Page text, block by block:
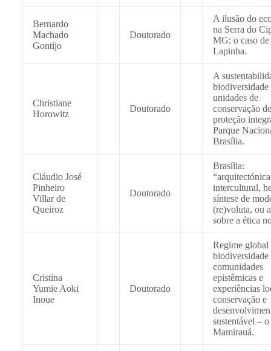
Bernardo
Machado
Gontijo
Doutorado
A ilusão do
na Serra do
MG: o caso de
Lapinha.
Christiane
Horowitz
Doutorado
A
biodiversidade
unidades de
conservação de
proteção
Parque
Brasília.
Cláudio José
Pinheiro
Villar de
Queiroz
Doutorado
Brasília:
intercultural,
síntese de
(re)voluta, ou
sobre a ética
Cristina
Yumie Aoki
Inoue
Doutorado
Regime global
biodiversidade
comunidades
epistêmicas e
experiências
conservação e
sustentável – o
Mamirauá.